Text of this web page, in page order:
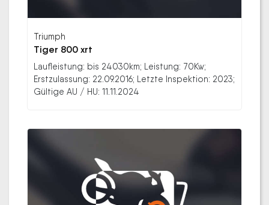
Triumph
Tiger 800 xrt
Laufleistung: bis 24030km; Leistung: 70Kw;
Erstzulassung: 22.09.2016; Letzte Inspektion: 2023;
Gültige AU / HU: 11.11.2024